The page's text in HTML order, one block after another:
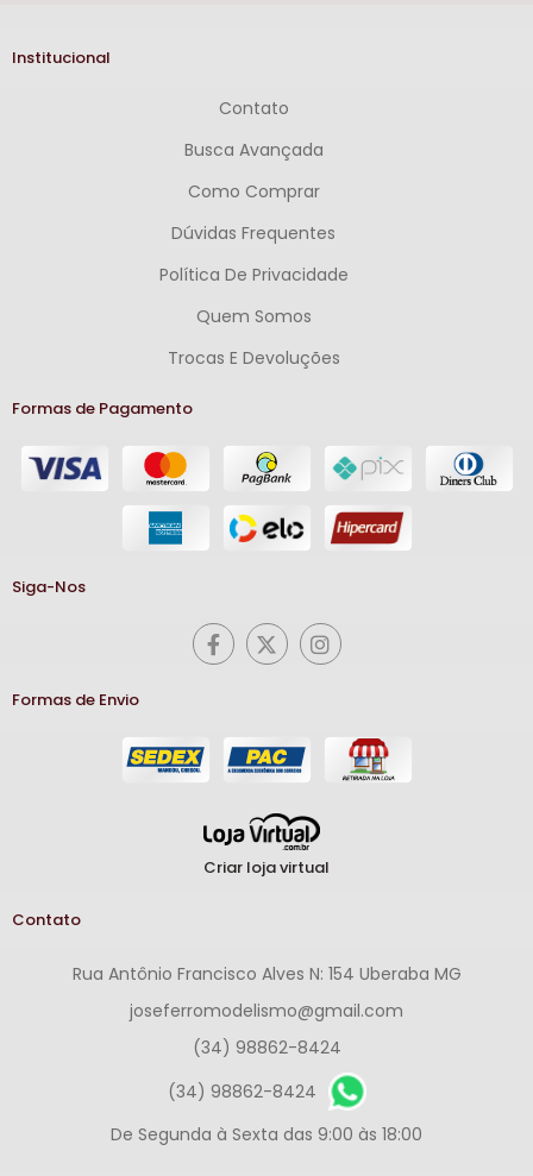
Institucional
Contato
Busca Avançada
Como Comprar
Dúvidas Frequentes
Política De Privacidade
Quem Somos
Trocas E Devoluções
Formas de Pagamento
Siga-Nos
Formas de Envio
Criar loja virtual
Contato
Rua Antônio Francisco Alves N: 154 Uberaba MG
joseferromodelismo@gmail.com
(34) 98862-8424
(34) 98862-8424
De Segunda à Sexta das 9:00 às 18:00